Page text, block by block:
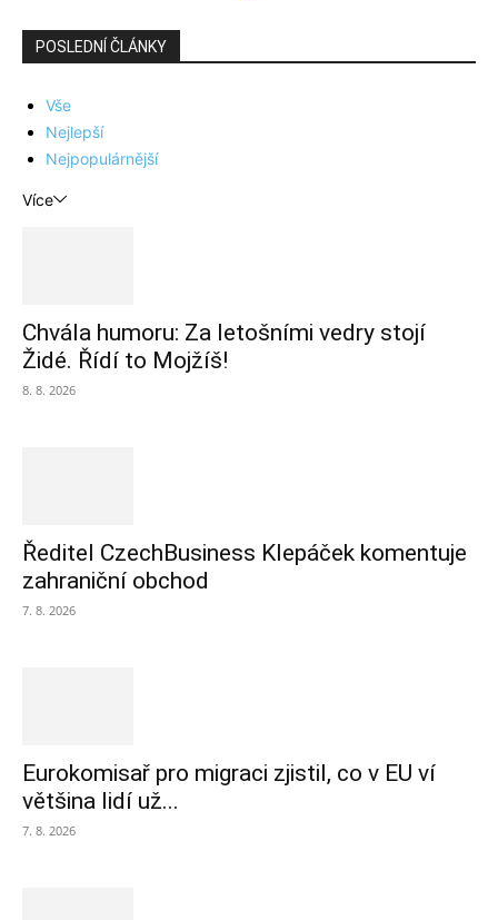
POSLEDNÍ ČLÁNKY
Vše
Nejlepší
Nejpopulárnější
Více
Chvála humoru: Za letošními vedry stojí
Židé. Řídí to Mojžíš!
8. 8. 2026
Ředitel CzechBusiness Klepáček komentuje
zahraniční obchod
7. 8. 2026
Eurokomisař pro migraci zjistil, co v EU ví
většina lidí už...
7. 8. 2026